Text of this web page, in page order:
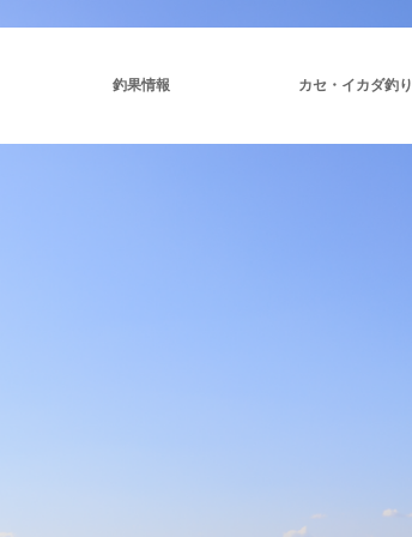
釣果情報 カセ・イカダ釣り